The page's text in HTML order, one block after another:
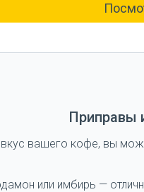
Приправы
вашего кофе, вы
или имбирь —